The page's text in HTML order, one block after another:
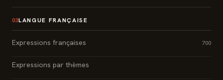
03LANGUE FRANÇAISE
Expressions françaises 700
Expressions par thèmes